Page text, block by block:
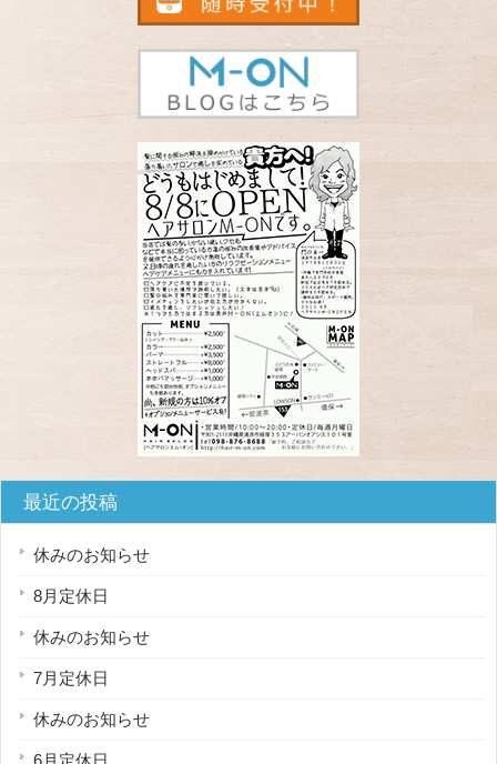
最近の投稿
休みのお知らせ
8月定休日
休みのお知らせ
7月定休日
休みのお知らせ